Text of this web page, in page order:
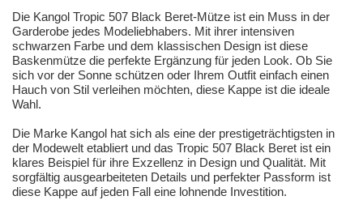
Die Kangol Tropic 507 Black Beret-Mütze ist ein Muss in der
Garderobe jedes Modeliebhabers. Mit ihrer intensiven
schwarzen Farbe und dem klassischen Design ist diese
Baskenmütze die perfekte Ergänzung für jeden Look. Ob Sie
sich vor der Sonne schützen oder Ihrem Outfit einfach einen
Hauch von Stil verleihen möchten, diese Kappe ist die ideale
Wahl.
Die Marke Kangol hat sich als eine der prestigeträchtigsten in
der Modewelt etabliert und das Tropic 507 Black Beret ist ein
klares Beispiel für ihre Exzellenz in Design und Qualität. Mit
sorgfältig ausgearbeiteten Details und perfekter Passform ist
diese Kappe auf jeden Fall eine lohnende Investition.